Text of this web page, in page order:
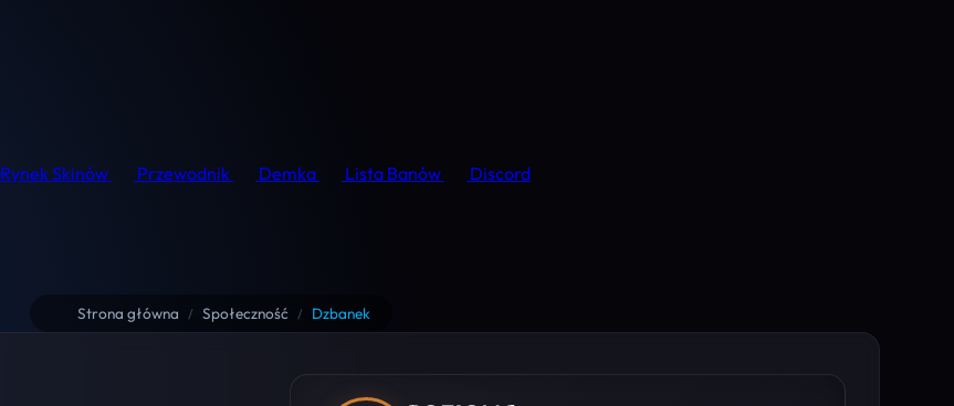
Rynek Skinów Przewodnik Demka Lista Banów
Discord
Strona główna / Społeczność / Dzbanek